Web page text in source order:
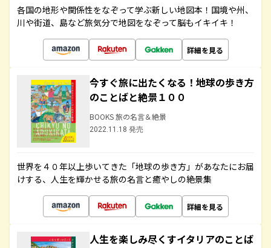
各国の地形や関係性をなぞって学ぶ新しい地図本！国境や州、
川や街道、島など旅気分で地図をなぞって脳もイキイキ！
詳細を見る
今すぐ旅に出たくなる！地球の歩き方
のことばと絶景１００
BOOKS 旅の名言＆絶景
2022.11.18 発売
世界を４０年以上歩いてきた「地球の歩き方」があなたにお届
けする、人生を輝かせる旅の名言と癒やしの絶景集
詳細を見る
人生を楽しみ尽くすイタリアのことば